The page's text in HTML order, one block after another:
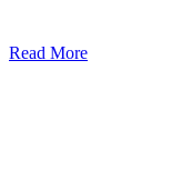
Read More